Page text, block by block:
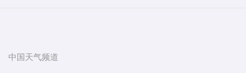
中国天气频道